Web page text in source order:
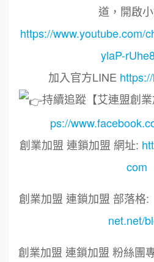
道，開啟
https://www.youtube.com/
ylaP-
加入官方LINE
持續追蹤【艾連盟創業
ps://
創業加盟 連鎖加盟 網址:
com
創業加盟 連鎖加盟 部落格:
net.net/
創業加盟 連鎖加盟 粉絲團